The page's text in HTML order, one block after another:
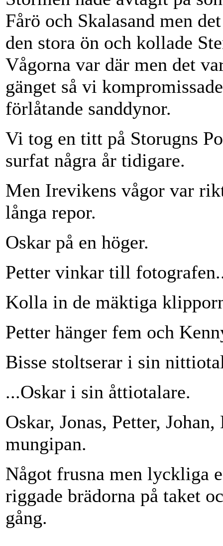
Fårö och Skalasand men
den stora ön och kollade
Vågorna var där men det
gänget så vi
förlåtande sanddynor.
Vi tog en titt på Storugns
surfat några år tidigare.
Men Irevikens vågor var
långa repor.
Oskar på en höger.
Petter vinkar till
Kolla in de mäktiga
Petter hänger fem och
Bisse stoltserar i sin
...Oskar i sin åttiotalare.
Oskar, Jonas, Petter,
mungipan.
Något frusna men lyckliga
riggade brädorna på taket
gång.